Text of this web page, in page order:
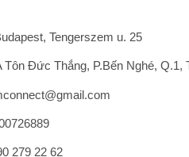
Tengerszem u. 25
Đức Thắng, P.Bến Nghé, Q.1,
279 22 62